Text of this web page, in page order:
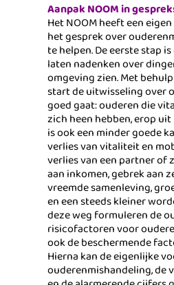
Aanpak NOOM in
Het NOOM heeft een
het gesprek over
te helpen. De eerste stap
laten nadenken over
omgeving zien. Met
start de uitwisseling over
goed gaat: ouderen die
zich heen hebben, erop
is ook een minder goede
verlies van vitaliteit en
verlies van een partner of
aan inkomen, gebrek aan
vreemde samenleving,
en een steeds kleiner
deze weg formuleren de
risicofactoren voor
ook de beschermende
Hierna kan de eigenlijke
ouderenmishandeling, de